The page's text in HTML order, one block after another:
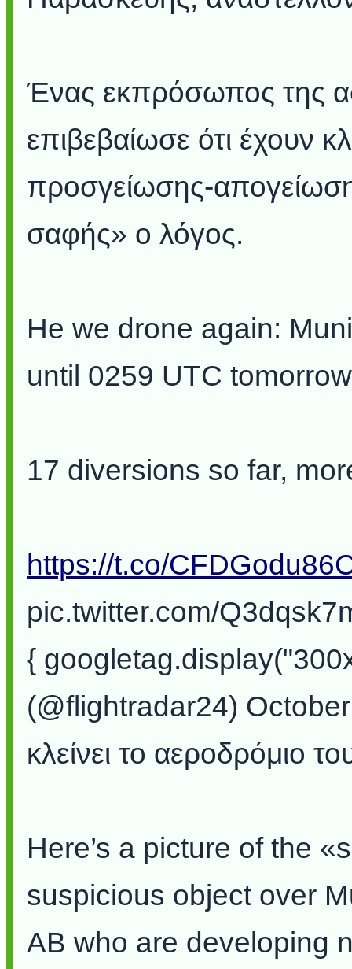
Ένας εκπρόσωπος της
επιβεβαίωσε ότι έχουν
προσγείωσης-
σαφής» ο λόγος.
He we drone again:
until 0259 UTC
17 diversions so far,
https://t.co/
pic.twitter.com/
{
(@flightradar24)
κλείνει το αεροδρόμιο
Here’s a picture of the
suspicious object over
AB who are developing